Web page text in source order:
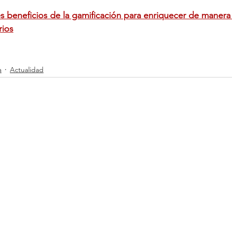
beneficios de la gamificación para enriquecer de
Actualidad